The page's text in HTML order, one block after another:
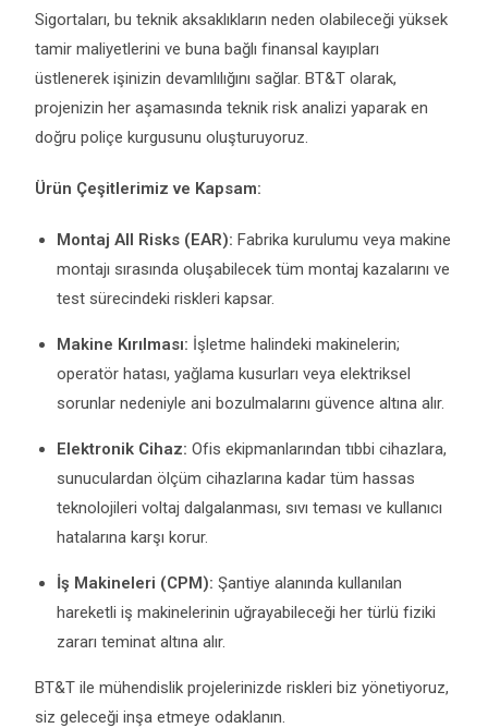
Sigortaları, bu teknik aksaklıkların neden olabileceği yüksek
tamir maliyetlerini ve buna bağlı finansal kayıpları
üstlenerek işinizin devamlılığını sağlar. BT&T olarak,
projenizin her aşamasında teknik risk analizi yaparak en
doğru poliçe kurgusunu oluşturuyoruz.
Ürün Çeşitlerimiz ve Kapsam:
Montaj All Risks (EAR): Fabrika kurulumu veya makine
montajı sırasında oluşabilecek tüm montaj kazalarını ve
test sürecindeki riskleri kapsar.
Makine Kırılması: İşletme halindeki makinelerin;
operatör hatası, yağlama kusurları veya elektriksel
sorunlar nedeniyle ani bozulmalarını güvence altına alır.
Elektronik Cihaz: Ofis ekipmanlarından tıbbi cihazlara,
sunuculardan ölçüm cihazlarına kadar tüm hassas
teknolojileri voltaj dalgalanması, sıvı teması ve kullanıcı
hatalarına karşı korur.
İş Makineleri (CPM): Şantiye alanında kullanılan
hareketli iş makinelerinin uğrayabileceği her türlü fiziki
zararı teminat altına alır.
BT&T ile mühendislik projelerinizde riskleri biz yönetiyoruz,
siz geleceği inşa etmeye odaklanın.